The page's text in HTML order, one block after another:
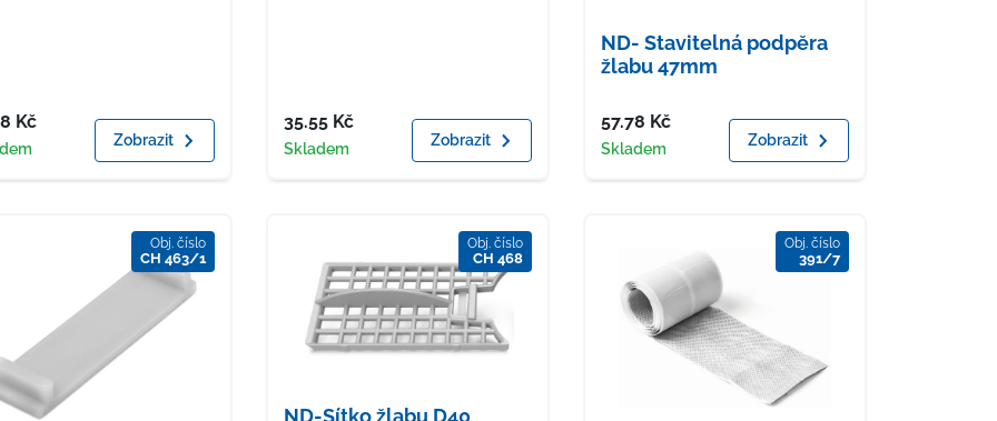
Kč
Zobrazit
Cena
35.55 Kč
Dostupnost
Skladem Zobrazit
ND- Stavitelná podpěra
žlabu 47mm
Cena
57.78 Kč
Dostupnost
Skladem Zobrazit
Obj. číslo
CH 463/1
Obj. číslo
CH 468
ND-Sítko žlabu D40
Obj. číslo
391/7